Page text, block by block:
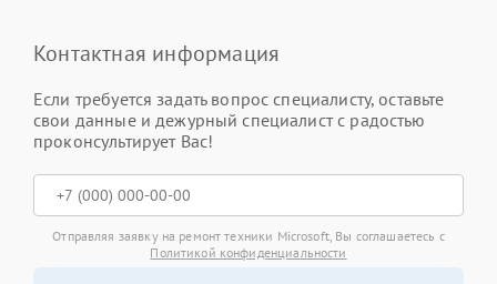
Контактная информация
Если требуется задать вопрос специалисту, оставьте
свои данные и дежурный специалист с радостью
проконсультирует Вас!
Отправляя заявку на ремонт техники Microsoft, Вы соглашаетесь с
Политикой конфиденциальности